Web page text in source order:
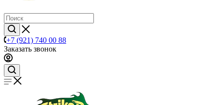
+7 (921) 740 00 88
Заказать звонок